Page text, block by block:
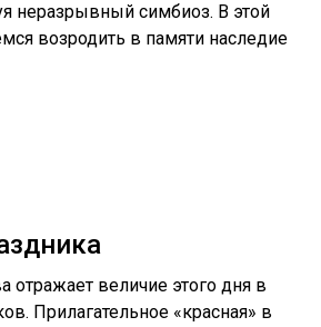
неразрывный симбиоз. В этой
возродить в памяти наследие
отражает величие этого дня в
Прилагательное «красная» в